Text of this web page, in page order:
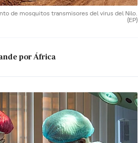
de mosquitos transmisores del virus del Nilo.
(EP)
por África